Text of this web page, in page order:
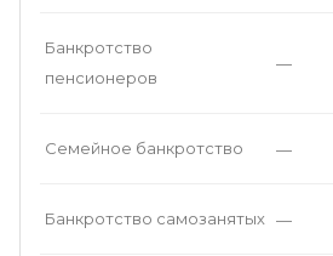
Банкротство
пенсионеров
—
Семейное банкротство —
Банкротство самозанятых —